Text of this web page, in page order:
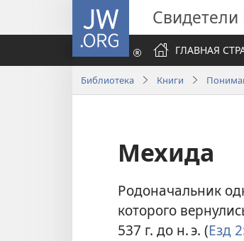
JW.ORG
ГЛАВНАЯ
Библиотека Книги
Мехида
Родоначальник
которого
537 г. до н. э. (Езд